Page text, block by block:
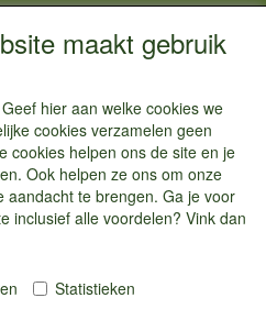
maakt gebruik
hier aan welke cookies we
cookies verzamelen geen
cookies helpen ons de site en je
Ook helpen ze ons om onze
te brengen. Ga je voor
inclusief alle voordelen? Vink dan
Statistieken